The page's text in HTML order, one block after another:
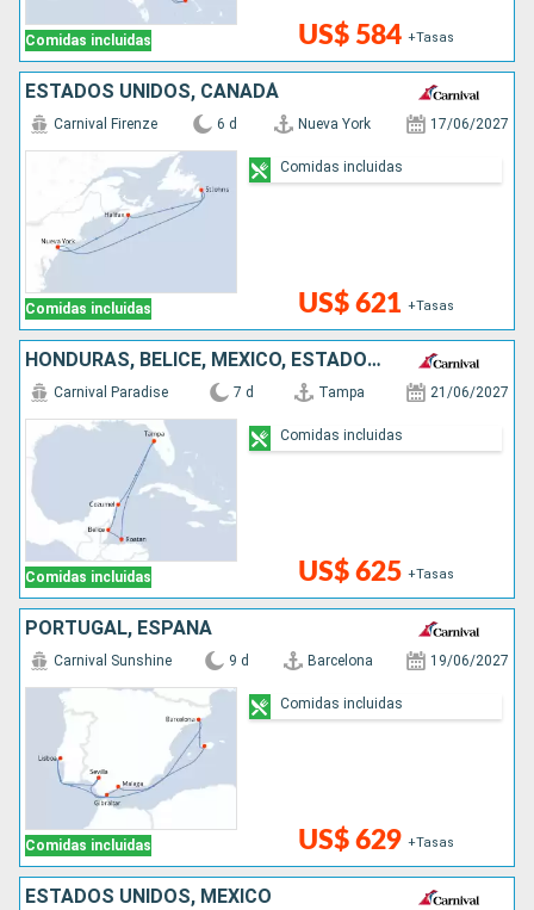
Comidas incluidas US$ 584 +Tasas
ESTADOS UNIDOS, CANADÁ
Comidas incluidas
Carnival Firenze 6 d Nueva York 17/06/2027
US$ 621 +Tasas
Comidas incluidas
HONDURAS, BELICE, MÉXICO, ESTADOS UNIDOS
Comidas incluidas
Carnival Paradise 7 d Tampa 21/06/2027
US$ 625 +Tasas
Comidas incluidas
PORTUGAL, ESPAÑA
Comidas incluidas
Carnival Sunshine 9 d Barcelona 19/06/2027
US$ 629 +Tasas
Comidas incluidas
ESTADOS UNIDOS, MÉXICO